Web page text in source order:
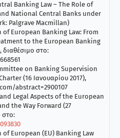
Banking Law – The Role of
National Central Banks under
Palgrave Macmillan)
of European Banking Law: From
to the European Banking
διαθέσιμο στο:
on Banking Supervision
(16 Ιανουαρίου 2017),
abstract=2900107
Legal Aspects of the European
the Way Forward (27
στο:
of European (EU) Banking Law